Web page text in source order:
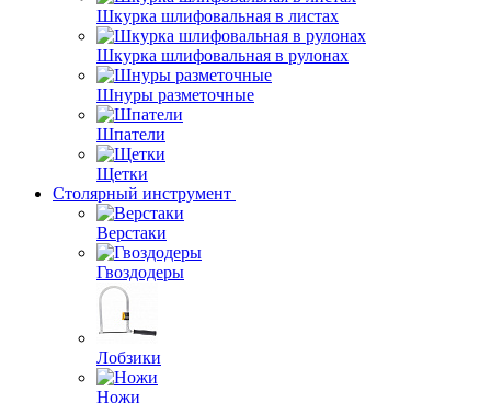
Шкурка шлифовальная в листах
Шкурка шлифовальная в рулонах
Шнуры разметочные
Шпатели
Щетки
Столярный инструмент
Верстаки
Гвоздодеры
Лобзики
Ножи